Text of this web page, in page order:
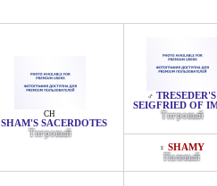
CH
SHAM'S SACERDOTES
Тигровый
♂ TRESEDER'S
SEIGFRIED OF
Тигровый
♀ SHAMY
Палевый